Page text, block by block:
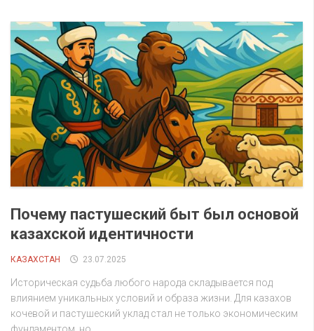
Почему пастушеский быт был основой
казахской идентичности
КАЗАХСТАН 23.07.2025
Историческая судьба любого народа складывается под
влиянием уникальных условий и образа жизни. Для казахов
кочевой и пастушеский уклад стал не только экономическим